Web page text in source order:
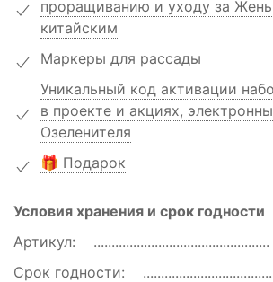
проращиванию и уходу за
китайским
Маркеры для рассады
Уникальный код активации
в проекте и акциях,
Озеленителя
🎁 Подарок
Условия хранения и срок годности
Артикул:
Срок годности: